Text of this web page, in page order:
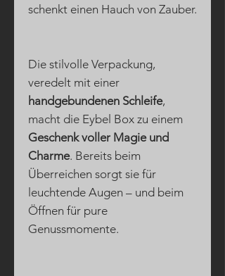
schenkt einen Hauch von Zauber.
Die stilvolle Verpackung,
veredelt mit einer
handgebundenen Schleife,
macht die Eybel Box zu einem
Geschenk voller Magie und
Charme. Bereits beim
Überreichen sorgt sie für
leuchtende Augen – und beim
Öffnen für pure
Genussmomente.